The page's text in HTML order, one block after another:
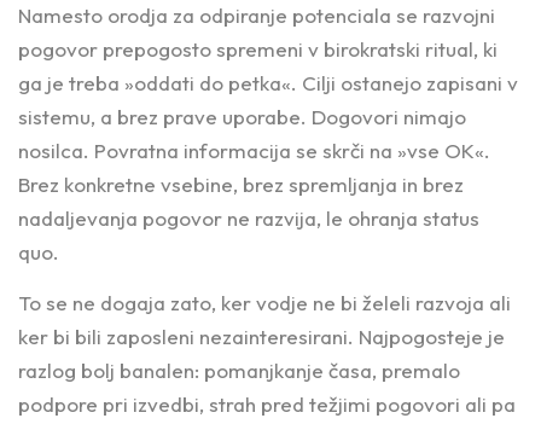
Namesto orodja za odpiranje potenciala se razvojni
pogovor prepogosto spremeni v birokratski ritual, ki
ga je treba »oddati do petka«. Cilji ostanejo zapisani v
sistemu, a brez prave uporabe. Dogovori nimajo
nosilca. Povratna informacija se skrči na »vse OK«.
Brez konkretne vsebine, brez spremljanja in brez
nadaljevanja pogovor ne razvija, le ohranja status
quo.
To se ne dogaja zato, ker vodje ne bi želeli razvoja ali
ker bi bili zaposleni nezainteresirani. Najpogosteje je
razlog bolj banalen: pomanjkanje časa, premalo
podpore pri izvedbi, strah pred težjimi pogovori ali pa